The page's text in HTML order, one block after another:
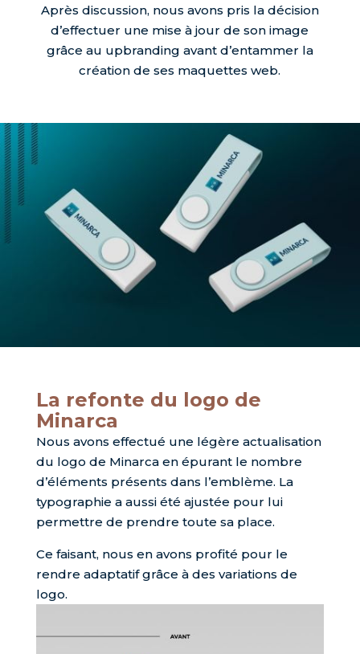
Après discussion, nous avons pris la décision
d’effectuer une mise à jour de son image
grâce au upbranding avant d’entammer la
création de ses maquettes web.
La refonte du logo de
Minarca
Nous avons effectué une légère actualisation
du logo de Minarca en épurant le nombre
d’éléments présents dans l’emblème. La
typographie a aussi été ajustée pour lui
permettre de prendre toute sa place.
Ce faisant, nous en avons profité pour le
rendre adaptatif grâce à des variations de
logo.